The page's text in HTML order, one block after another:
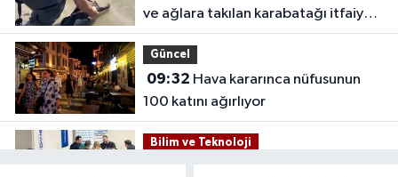
ve ağlara takılan karabatağı itfaiye
kurtardı
Güncel
09:32
100 katını ağırlıyor
Bilim ve Teknoloji